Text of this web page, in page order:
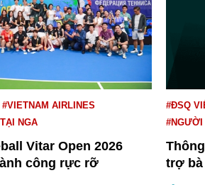
#VIETNAM AIRLINES
NGA
Vitar Open 2026
công rực rỡ
#ĐSQ
#NGƯỜI
trợ